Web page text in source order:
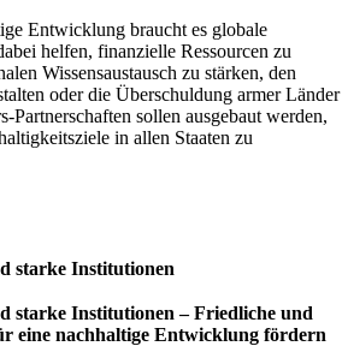
Entwicklung braucht es globale
helfen, finanzielle Ressourcen zu
Wissensaustausch zu stärken, den
oder die Überschuldung armer Länder
sollen ausgebaut werden,
in allen Staaten zu
starke Institutionen
starke Institutionen – Fried­li­che und
eine nach­hal­tige Ent­wick­lung för­dern